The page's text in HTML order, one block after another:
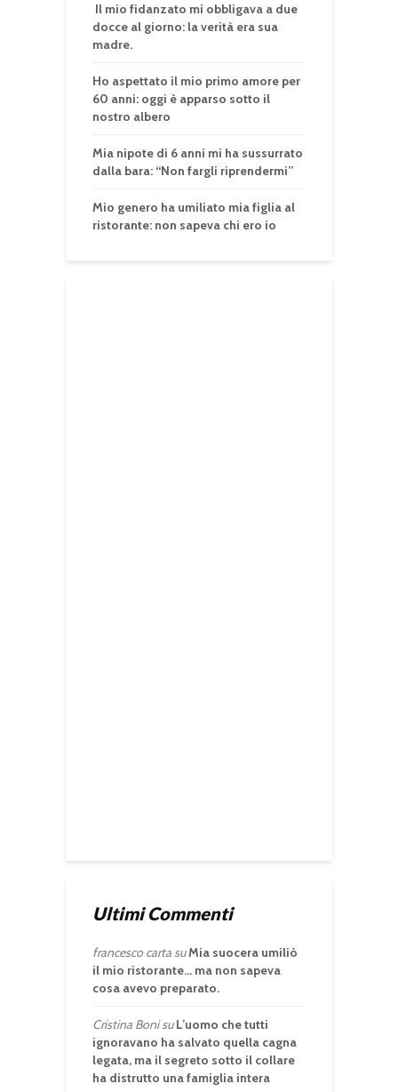
Il mio fidanzato mi obbligava a due
docce al giorno: la verità era sua
madre.
Ho aspettato il mio primo amore per
60 anni: oggi è apparso sotto il
nostro albero
Mia nipote di 6 anni mi ha sussurrato
dalla bara: “Non fargli riprendermi”
Mio genero ha umiliato mia figlia al
ristorante: non sapeva chi ero io
Ultimi Commenti
francesco cartasuMia suocera umiliò
il mio ristorante… ma non sapeva
cosa avevo preparato.
Cristina BonisuL’uomo che tutti
ignoravano ha salvato quella cagna
legata, ma il segreto sotto il collare
ha distrutto una famiglia intera